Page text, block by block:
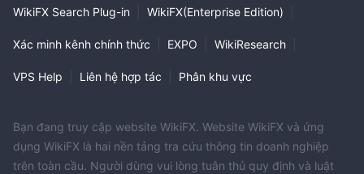
WikiFX Search Plug-in WikiFX(Enterprise Edition)
Xác minh kênh chính thức EXPO WikiResearch
VPS Help Liên hệ hợp tác Phân khu vực
Bạn đang truy cập website WikiFX. Website WikiFX và ứng
dụng WikiFX là hai nền tảng tra cứu thông tin doanh nghiệp
trên toàn cầu. Người dùng vui lòng tuân thủ quy định và luật